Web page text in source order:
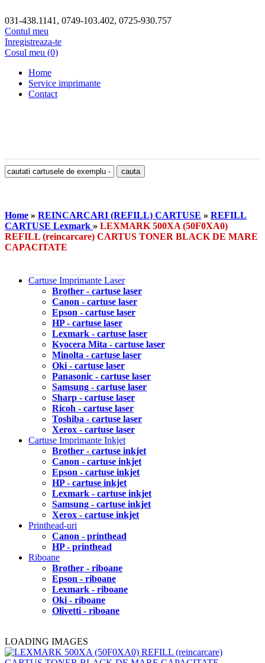
031-438.1141, 0749-103.402, 0725-930.757
Contul meu
Inregistreaza-te
Cosul meu (0)
Home
Service imprimante
Contact
Home » REINCARCARI (REFILL) CARTUSE » REFILL
CARTUSE Lexmark » LEXMARK 500XA (50F0XA0)
REFILL (reincarcare) CARTUS TONER BLACK DE MARE
CAPACITATE
Cartuse Imprimante Laser
Brother - cartuse laser
Canon - cartuse laser
Epson - cartuse laser
HP - cartuse laser
Lexmark - cartuse laser
Kyocera Mita - cartuse laser
Minolta - cartuse laser
Oki - cartuse laser
Panasonic - cartuse laser
Samsung - cartuse laser
Sharp - cartuse laser
Ricoh - cartuse laser
Toshiba - cartuse laser
Xerox - cartuse laser
Cartuse Imprimante Inkjet
Brother - cartuse inkjet
Canon - cartuse inkjet
Epson - cartuse inkjet
HP - cartuse inkjet
Lexmark - cartuse inkjet
Samsung - cartuse inkjet
Xerox - cartuse inkjet
Printhead-uri
Canon - printhead
HP - printhead
Riboane
Brother - riboane
Epson - riboane
Lexmark - riboane
Oki - riboane
Olivetti - riboane
LOADING IMAGES